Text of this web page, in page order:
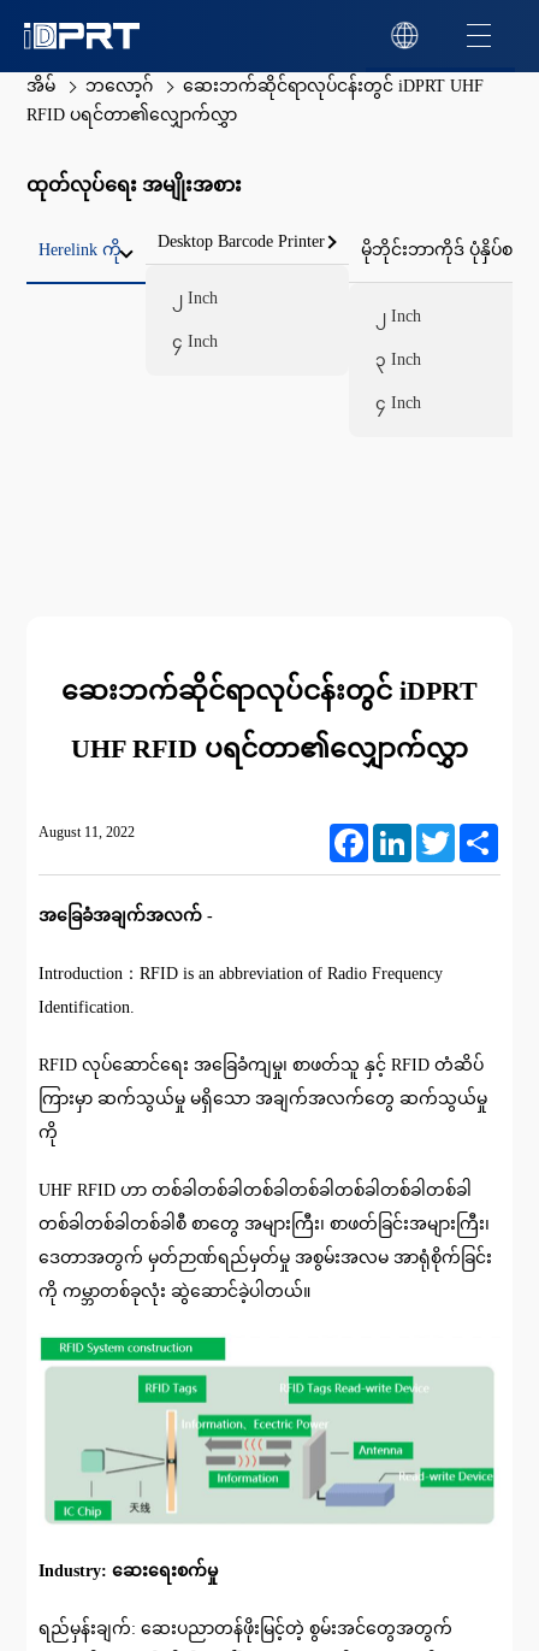
အိမ် ဘလော့ဂ်
ဆေးဘက်ဆိုင်ရာလုပ်ငန်းတွင် iDPRT UHF
RFID ပရင်တာ၏လျှောက်လွှာ
ထုတ်လုပ်ရေး အမျိုးအစား
Herelink ကို Desktop Barcode Printer
၂ Inch
၄ Inch
မိုဘိုင်းဘာကိုဒ် ပုံနှိပ်စက်
၂ Inch
၃ Inch
၄ Inch
ဆေးဘက်ဆိုင်ရာလုပ်ငန်းတွင် iDPRT
UHF RFID ပရင်တာ၏လျှောက်လွှာ
August 11, 2022 FacebookLinkedIn Twitter
အခြေခံအချက်အလက် -
Introduction：RFID is an abbreviation of Radio Frequency
Identification.
RFID လုပ်ဆောင်ရေး အခြေခံကျမှု၊ စာဖတ်သူ နှင့် RFID တံဆိပ်
ကြားမှာ ဆက်သွယ်မှု မရှိသော အချက်အလက်တွေ ဆက်သွယ်မှု
ကို
UHF RFID ဟာ တစ်ခါတစ်ခါတစ်ခါတစ်ခါတစ်ခါတစ်ခါတစ်ခါ
တစ်ခါတစ်ခါတစ်ခါစီ စာတွေ အများကြီး၊ စာဖတ်ခြင်းအများကြီး၊
ဒေတာအတွက် မှတ်ဉာဏ်ရည်မှတ်မှု အစွမ်းအလမ အာရုံစိုက်ခြင်း
ကို ကမ္ဘာတစ်ခုလုံး ဆွဲဆောင်ခဲ့ပါတယ်။
Industry: ဆေးရေးစက်မှု
ရည်မှန်းချက်: ဆေးပညာတန်ဖိုးမြင့်တဲ့ စွမ်းအင်တွေအတွက်